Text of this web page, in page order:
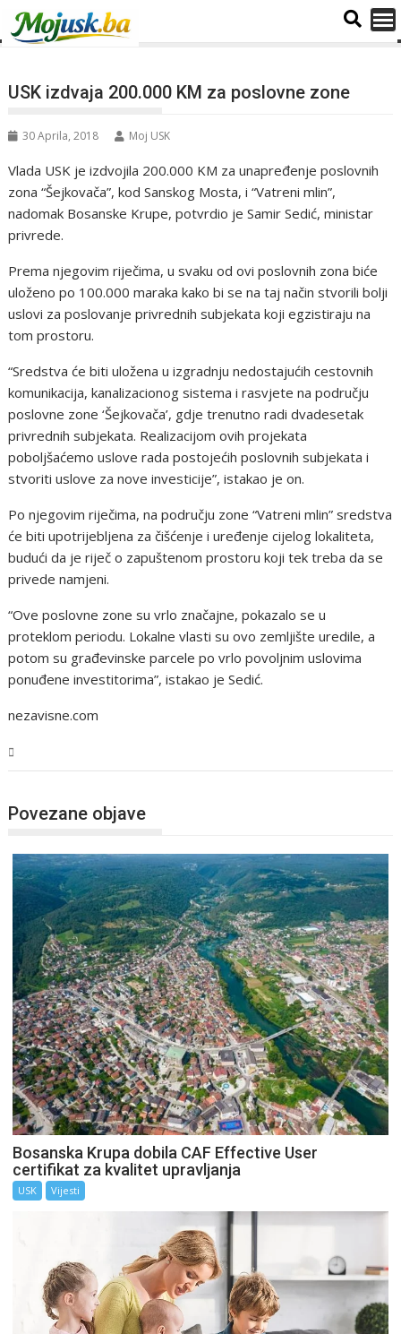
USK izdvaja 200.000 KM za poslovne zone
30 Aprila, 2018 Moj USK
Vlada USK je izdvojila 200.000 KM za unapređenje poslovnih
zona “Šejkovača”, kod Sanskog Mosta, i “Vatreni mlin”,
nadomak Bosanske Krupe, potvrdio je Samir Sedić, ministar
privrede.
Prema njegovim riječima, u svaku od ovi poslovnih zona biće
uloženo po 100.000 maraka kako bi se na taj način stvorili bolji
uslovi za poslovanje privrednih subjekata koji egzistiraju na
tom prostoru.
“Sredstva će biti uložena u izgradnju nedostajućih cestovnih
komunikacija, kanalizacionog sistema i rasvjete na području
poslovne zone ‘Šejkovača’, gdje trenutno radi dvadesetak
privrednih subjekata. Realizacijom ovih projekata
poboljšaćemo uslove rada postojećih poslovnih subjekata i
stvoriti uslove za nove investicije”, istakao je on.
Po njegovim riječima, na području zone “Vatreni mlin” sredstva
će biti upotrijebljena za čišćenje i uređenje cijelog lokaliteta,
budući da je riječ o zapuštenom prostoru koji tek treba da se
privede namjeni.
“Ove poslovne zone su vrlo značajne, pokazalo se u
proteklom periodu. Lokalne vlasti su ovo zemljište uredile, a
potom su građevinske parcele po vrlo povoljnim uslovima
ponuđene investitorima”, istakao je Sedić.
nezavisne.com
Povezane objave
Bosanska Krupa dobila CAF Effective User
certifikat za kvalitet upravljanja
USK Vijesti